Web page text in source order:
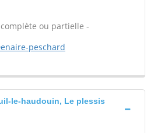
ou partielle -
peschard
le-haudouin, Le plessis